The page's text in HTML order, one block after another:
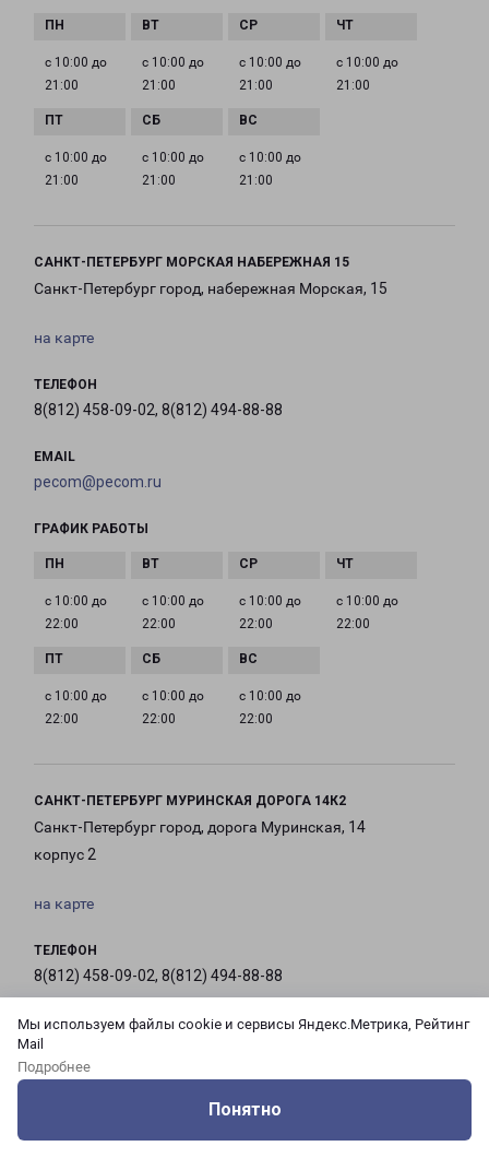
Мы используем файлы cookie и сервисы Яндекс.Метрика, Рейтинг
Mail
Подробнее
Понятно
с 10:00 до
21:00
с 10:00 до
21:00
с 10:00 до
21:00
с 10:00 до
21:00
с 10:00 до
21:00
с 10:00 до
21:00
с 10:00 до
21:00
САНКТ-ПЕТЕРБУРГ МОРСКАЯ НАБЕРЕЖНАЯ 15
Санкт-Петербург город, набережная Морская, 15
на карте
ТЕЛЕФОН
8(812) 458-09-02, 8(812) 494-88-88
EMAIL
pecom@pecom.ru
ГРАФИК РАБОТЫ
с 10:00 до
22:00
с 10:00 до
22:00
с 10:00 до
22:00
с 10:00 до
22:00
с 10:00 до
22:00
с 10:00 до
22:00
с 10:00 до
22:00
САНКТ-ПЕТЕРБУРГ МУРИНСКАЯ ДОРОГА 14К2
Санкт-Петербург город, дорога Муринская, 14
корпус 2
на карте
ТЕЛЕФОН
8(812) 458-09-02, 8(812) 494-88-88
EMAIL
pecom@pecom.ru